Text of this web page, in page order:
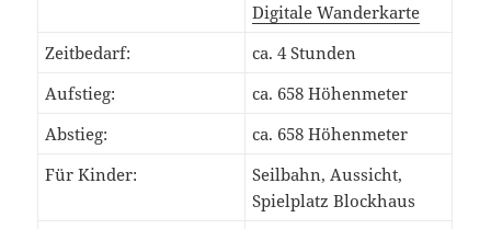
Digitale Wanderkarte
Zeitbedarf:
ca. 4 Stunden
Aufstieg:
ca. 658 Höhenmeter
Abstieg:
ca. 658 Höhenmeter
Für Kinder:
Seilbahn, Aussicht,
Spielplatz Blockhaus